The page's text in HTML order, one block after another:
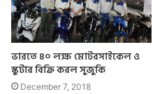
ভারতে ৪০ লক্ষ মোটরসাইকেল ও
স্কুটার বিক্রি করল সুজুকি
December 7, 2018